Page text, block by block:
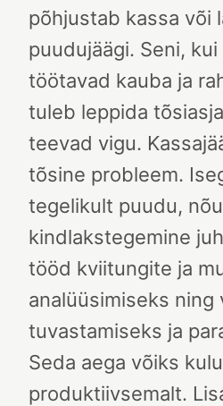
põhjustab kassa või
puudujäägi. Seni,
töötavad kauba ja
tuleb leppida
teevad vigu.
tõsine probleem.
tegelikult puudu,
kindlakstegemine
tööd kviitungite ja
analüüsimiseks ning
tuvastamiseks ja
Seda aega võiks
produktiivsemalt.